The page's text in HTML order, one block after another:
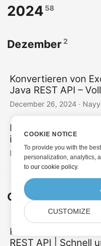
2024 58
Dezember2
Konvertieren von
Java REST API –
December 26, 2024 ·
Konvertieren Sie
in PDF – Schritt-
December 24, 2024 ·
Oktober
PNG zu JPG-
REST API | Schnell
COOKIE NOTICE
To provide you with the
personalization, analytics,
toour cookie policy.
CUSTOMIZE